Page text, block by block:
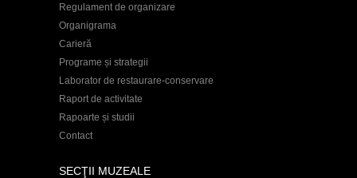
Regulament de organizare
Organigrama
Carieră
Programe și strategii
Laborator de restaurare-conservare
Raport de activitate
Rapoarte și studii
Contact
SECŢII MUZEALE